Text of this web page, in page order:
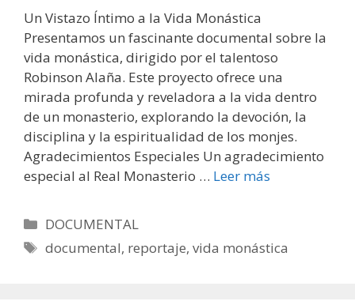
Un Vistazo Íntimo a la Vida Monástica
Presentamos un fascinante documental sobre la
vida monástica, dirigido por el talentoso
Robinson Alaña. Este proyecto ofrece una
mirada profunda y reveladora a la vida dentro
de un monasterio, explorando la devoción, la
disciplina y la espiritualidad de los monjes.
Agradecimientos Especiales Un agradecimiento
especial al Real Monasterio … Leer más
Categorías
DOCUMENTAL
Etiquetas
documental, reportaje,vida monástica